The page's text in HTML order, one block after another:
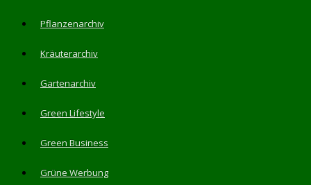
Pflanzenarchiv
Kräuterarchiv
Gartenarchiv
Green Lifestyle
Green Business
Grüne Werbung